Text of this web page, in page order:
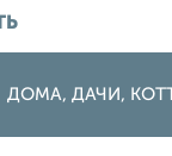
ДОМА, ДАЧИ,